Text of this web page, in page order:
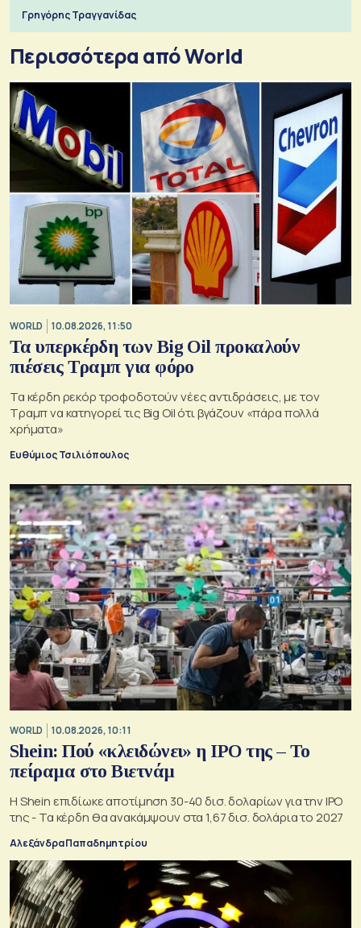
Γρηγόρης Τραγγανίδας
Περισσότερα από World
WORLD 10.08.2026, 11:50
Τα υπερκέρδη των Big Oil προκαλούν
πιέσεις Τραμπ για φόρο
Τα κέρδη ρεκόρ τροφοδοτούν νέες αντιδράσεις, με τον
Τραμπ να κατηγορεί τις Big Oil ότι βγάζουν «πάρα πολλά
χρήματα»
Ευθύμιος Τσιλιόπουλος
WORLD 10.08.2026, 10:11
Shein: Πού «κλειδώνει» η IPO της – Το
πείραμα στο Βιετνάμ
Η Shein επιδίωκε αποτίμηση 30-40 δισ. δολαρίων για την IPO
της - Τα κέρδη θα ανακάμψουν στα 1,67 δισ. δολάρια το 2027
Αλεξάνδρα Παπαδημητρίου